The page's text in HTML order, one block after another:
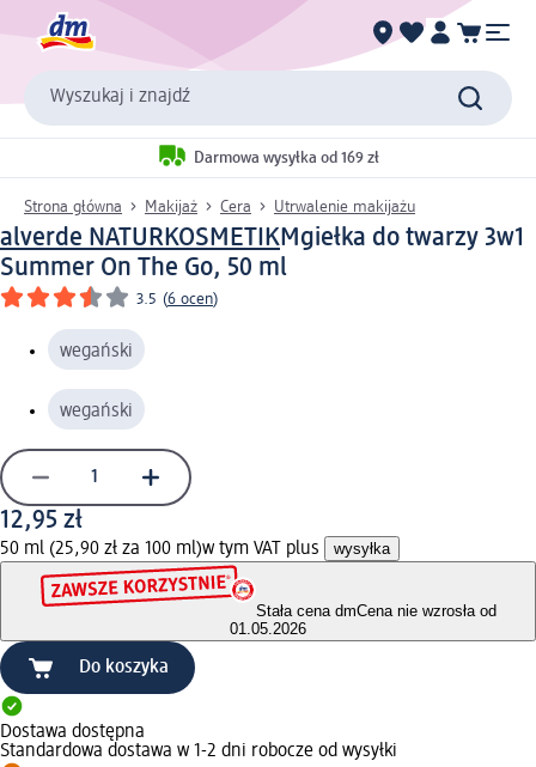
Wyszukaj i znajdź
Darmowa wysyłka od 169 zł
Strona główna Makijaż Cera Utrwalenie makijażu
alverde NATURKOSMETIKMgiełka do twarzy 3w1
Summer On The Go, 50 ml
3.5 (6 ocen)
wegański
wegański
12,95 zł
50 ml (25,90 zł za 100 ml)w tym VAT plus wysyłka
Stała cena dmCena nie wzrosła od
01.05.2026
Do koszyka
Dostawa dostępna
Standardowa dostawa w 1-2 dni robocze od wysyłki